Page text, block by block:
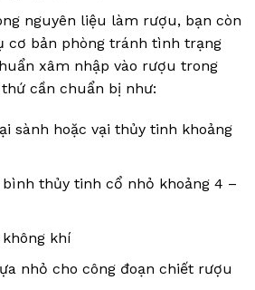
nguyên liệu làm rượu, bạn còn
cơ bản phòng tránh tình trạng
xâm nhập vào rượu trong
cần chuẩn bị như:
sành hoặc vại thủy tinh khoảng
thủy tinh cổ nhỏ khoảng 4 –
khí
nhỏ cho công đoạn chiết rượu